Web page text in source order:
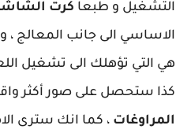
التشغيل و طبعا كرت
الاساسي الى جانب المعالج ،
هي التي تؤهلك الى تشغيل
كذا ستحصل على صور أكثر
المراوغات ، كما انك سترى